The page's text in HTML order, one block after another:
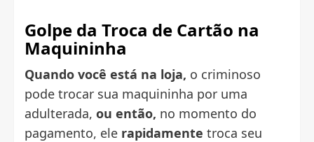
Golpe da Troca de Cartão na
Maquininha
Quando você está na loja, o criminoso
pode trocar sua maquininha por uma
adulterada, ou então, no momento do
pagamento, ele rapidamente troca seu